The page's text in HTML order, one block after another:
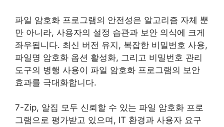
파일 암호화 프로그램의 안전성은 알고리즘 자체 뿐
만 아니라, 사용자의 설정 습관과 보안 의식에 크게
좌우됩니다. 최신 버전 유지, 복잡한 비밀번호 사용,
파일명 암호화 옵션 활성화, 그리고 비밀번호 관리
도구의 병행 사용이 파일 암호화 프로그램의 보안
효과를 극대화합니다.
7-Zip, 알집 모두 신뢰할 수 있는 파일 암호화 프로
그램으로 평가받고 있으며, IT 환경과 사용자 요구